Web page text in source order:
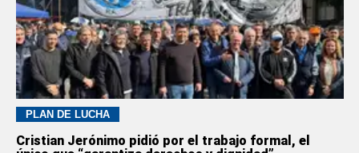
PLAN DE LUCHA
Cristian Jerónimo pidió por el trabajo formal, el